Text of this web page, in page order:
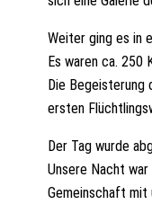
Weiter ging es in
Es waren ca. 250
Die Begeisterung
ersten
Der Tag wurde
Unsere Nacht
Gemeinschaft mit